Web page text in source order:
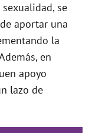
se
aportar una
la
en
apoyo
lazo de